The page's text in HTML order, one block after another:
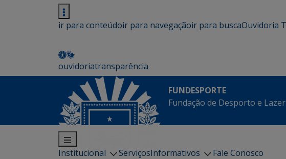
ir para conteúdoir para navegaçãoir para buscaOuvidoria
ouvidoriatransparência
FUNDESPORTE
Fundação de Desporto e
Institucional ServiçosInformativos Fale Conosco